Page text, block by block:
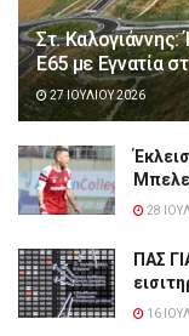
Στ.
Ε65 με Εγνατία
27 ΙΟΥΛΊΟΥ 2026
28
ΠΑΣ
16